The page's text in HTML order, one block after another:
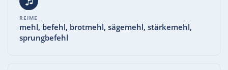
REIME
mehl, befehl, brotmehl, sägemehl, stärkemehl,
sprungbefehl